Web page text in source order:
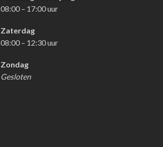
08:00 – 17:00 uur
Zaterdag
08:00 – 12:30 uur
Zondag
Gesloten